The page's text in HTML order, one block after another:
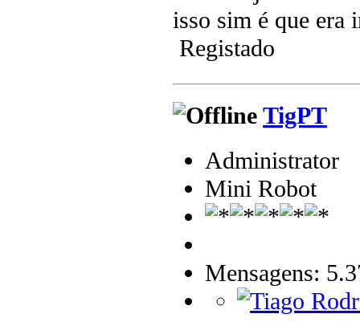
isso sim é que era
Registado
TigPT
Administrator
Mini Robot
Mensagens: